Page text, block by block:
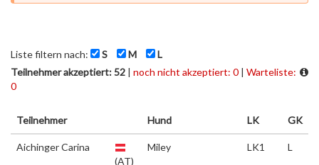
Liste filtern nach: S M
L
Teilnehmer akzeptiert: 52 | noch nicht akzeptiert: 0 | Warteliste:
0
Teilnehmer Hund LK GK
Aichinger Carina
(AT)
Miley LK1 L